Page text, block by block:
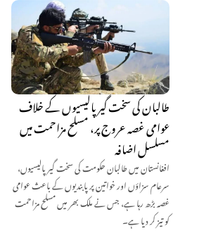
طالبان کی سخت گیر پالیسیوں کے خلاف
عوامی غصہ عروج پر، مسلح مزاحمت میں
مسلسل اضافہ
افغانستان میں طالبان حکومت کی سخت گیر پالیسیوں،
سرعام سزاؤں اور خواتین پر پابندیوں کے باعث عوامی
غصہ بڑھ رہا ہے، جس نے ملک بھر میں مسلح مزاحمت
کو تیز کر دیا ہے۔